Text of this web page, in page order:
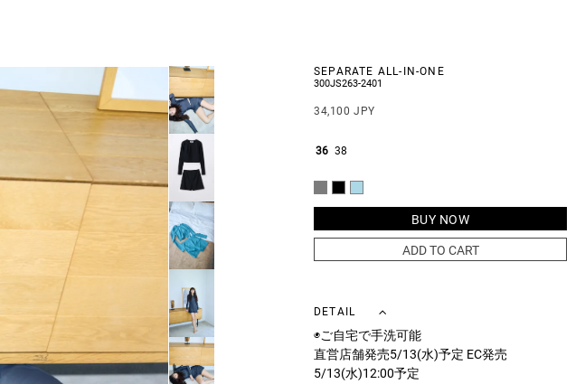
SEPARATE ALL-IN-ONE
300JS263-2401
34,100 JPY
36 38
BUY NOW
ADD TO CART
DETAIL
◉ご自宅で手洗可能
直営店舗発売5/13(水)予定 EC発売
5/13(水)12:00予定